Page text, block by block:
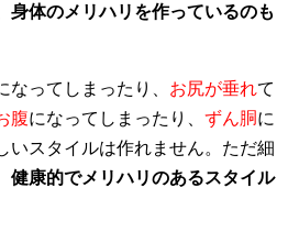
身体のメリハリを作っているのも
なってしまったり、 お尻が垂れて
腹になってしまったり、 ずん胴 に
スタイルは作れません。ただ細
健康的でメリハリのあるスタイル